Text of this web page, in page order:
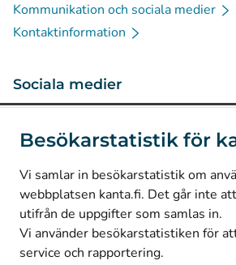
Besökarstatistik för
Vi samlar in besökarstatistik om
webbplatsen kanta.fi. Det går inte
utifrån de uppgifter som samlas in.
Vi använder besökarstatistiken för
service och rapportering.
Kommunikation och sociala medier
Kontaktinformation
Sociala medier
LinkedIn(Avautuu uuteen välilehteen)
Facebook
Avautuu uuteen välilehteen)
© Kanta-Palvelut, Kansaneläkelaitos
Dataskydd